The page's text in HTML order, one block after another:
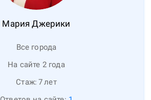
Мария Джерики
Все города
На сайте 2 года
Стаж: 7лет